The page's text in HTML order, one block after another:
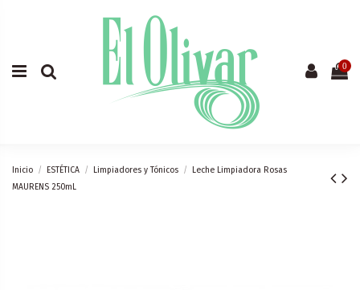
0
Inicio ESTÉTICA Limpiadores y Tónicos
Leche Limpiadora Rosas
MAURENS 250mL